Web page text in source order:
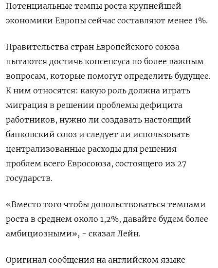
Потенциальные темпы роста крупнейшей
экономики Европы сейчас составляют менее 1%.
Правительства стран Европейского союза
пытаются достичь консенсуса по более важным
вопросам, которые помогут определить будущее.
К ним относятся: какую роль должна играть
миграция в решении проблемы дефицита
работников, нужно ли создавать настоящий
банковский союз и следует ли использовать
централизованные расходы для решения
проблем всего Евросоюза, состоящего из 27
государств.
«Вместо того чтобы довольствоваться темпами
роста в среднем около 1,2%, давайте будем более
амбициозными», - сказал Лейн.
Оригинал сообщения на английском языке